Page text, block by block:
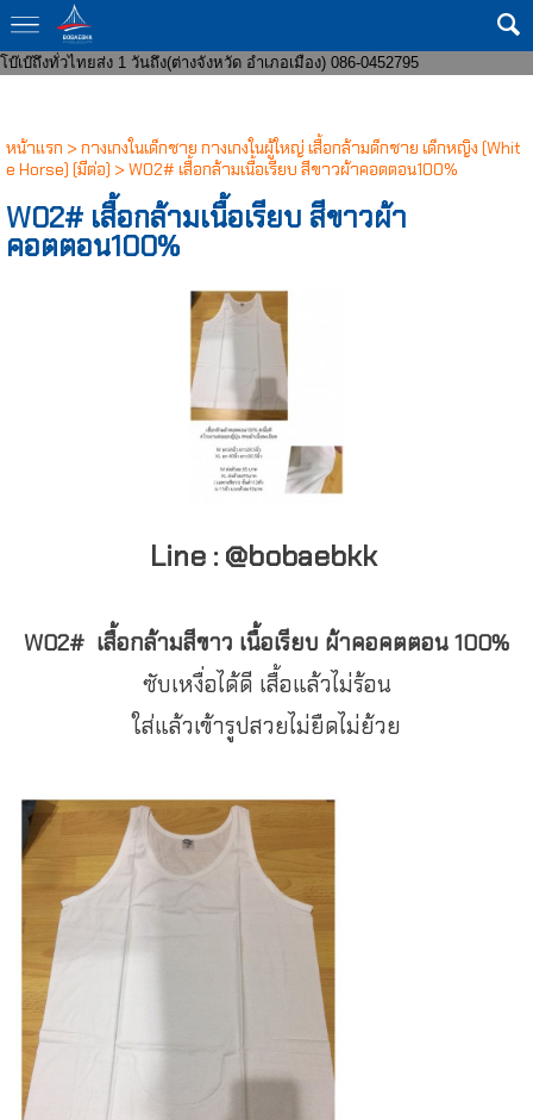
ขายส่งกางเกงในแฟชั่น 8 บาทราคาหน้าโรงงาน มีทั้งชายและหญิง งานแฟชั่น ถูก
กว่าโบ๊เบ๊ หาสินค้าบริจาคจัดส่งถึงที่ จัดหาสินค้าให้หน่วยงานราชการ ส่งของเร็ว
โบ๊เบ๊ถึงทั่วไทยส่ง 1 วันถึง(ต่างจังหวัด อำเภอเมือง) 086-0452795
หน้าแรก > กางเกงในเด็กชาย กางเกงในผู้ใหญ่ เสื้อกล้ามด็กชาย เด็กหญิง (Whit
e Horse) (มีต่อ) > W02# เสื้อกล้ามเนื้อเรียบ สีขาวผ้าคอตตอน100%
W02# เสื้อกล้ามเนื้อเรียบ สีขาวผ้า
คอตตอน100%
Line : @bobaebkk
W02# เสื้อกล้ามสีขาว เนื้อเรียบ ผ้าคอคตตอน 100%
ซับเหงื่อได้ดี เสื้อแล้วไม่ร้อน
ใส่แล้วเข้ารูปสวยไม่ยืดไม่ย้วย